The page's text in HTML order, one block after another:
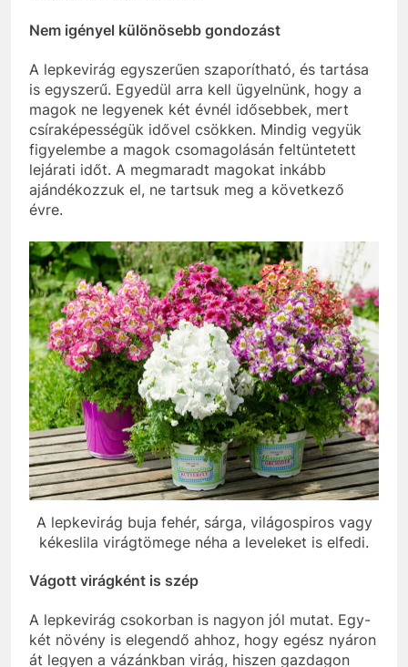
Nem igényel különösebb gondozást
A lepkevirág egyszerűen szaporítható, és tartása
is egyszerű. Egyedül arra kell ügyelnünk, hogy a
magok ne legyenek két évnél idősebbek, mert
csíraképességük idővel csökken. Mindig vegyük
figyelembe a magok csomagolásán feltüntetett
lejárati időt. A megmaradt magokat inkább
ajándékozzuk el, ne tartsuk meg a következő
évre.
A lepkevirág buja fehér, sárga, világospiros vagy
kékeslila virágtömege néha a leveleket is elfedi.
Vágott virágként is szép
A lepkevirág csokorban is nagyon jól mutat. Egy-
két növény is elegendő ahhoz, hogy egész nyáron
át legyen a vázánkban virág, hiszen gazdagon